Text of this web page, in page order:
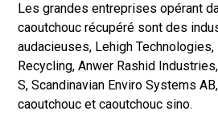
Les grandes entreprises opérant
caoutchouc récupéré sont des
audacieuses, Lehigh
Recycling, Anwer Rashid
S, Scandinavian Enviro Systems
caoutchouc et caoutchouc sino.